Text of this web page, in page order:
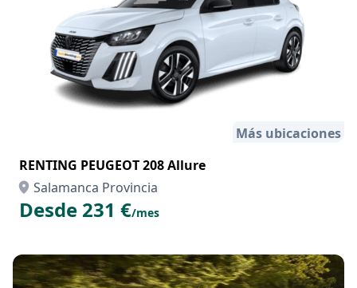
Más ubicaciones
RENTING PEUGEOT 208 Allure
Salamanca Provincia
Desde 231 €/mes